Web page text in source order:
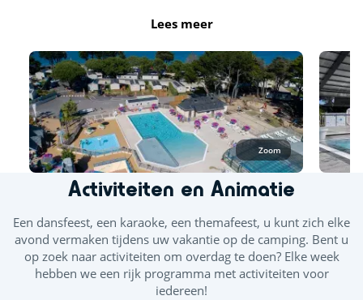
rest van het seizoen is er minimaal 1 zwembad geopend.
Buiten- en binnenzwembad
Rodel- en glijbanen
Verwarmd binnenzwembad
Buitenzwembad
Lees meer
Zoom
Activiteiten en Animatie
Een dansfeest, een karaoke, een themafeest, u kunt zich elke
avond vermaken tijdens uw vakantie op de camping. Bent u
op zoek naar activiteiten om overdag te doen? Elke week
hebben we een rijk programma met activiteiten voor
iedereen!